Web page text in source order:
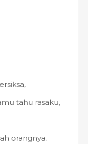
tahu rasaku,
orangnya.